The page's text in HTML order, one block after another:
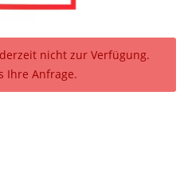
nicht zur Verfügung.
Ihre Anfrage.